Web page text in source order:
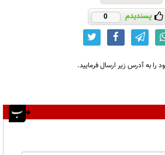
پسندیدم 0
را به آدرس زیر ارسال فرمایید.